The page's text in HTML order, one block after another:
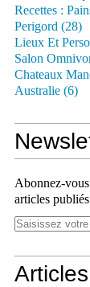
Recettes :
Perigord (28)
Lieux Et
Salon
Chateaux
Australie (6)
Abonnez-
articles